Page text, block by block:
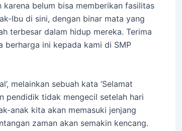
karena belum bisa memberikan fasilitas
Ibu di sini, dengan binar mata yang
terbesar dalam hidup mereka. Terima
berharga ini kepada kami di SMP
melainkan sebuah kata ‘Selamat
pendidik tidak mengecil setelah hari
anak kita akan memasuki jenjang
zaman akan semakin kencang.